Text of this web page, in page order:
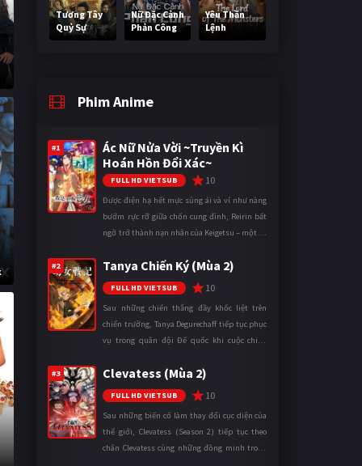
Tương Tây
Quỷ Sự
Nữ Đặc Cảnh
Phản Công
Yêu Thần
Lệnh
Phim Anime
#1
Ác Nữ Nửa Vời ~Truyền Kì
Hoán Hồn Đổi Xác~
FULL HD VIETSUB 10
Được điện hạ hết mực sủng ái và ví như nàng
bướm rực rỡ giữa chốn cung đình, Reirin bất
ngờ trở thành nạn nhân của Keigetsu – một kẻ
thuật để hoán đổi th ...
#2 Tanya Chiến Ký (Mùa 2)
FULL HD VIETSUB 10
Sau những chiến thắng đầy khốc liệt trên
chiến trường, Tanya Degurechaff tiếp tục phục
vụ trong quân đội Đế quốc khi cuộc chiến
mặt trận. Dù sở hữu tài năn ...
#3 Clevatess (Mùa 2)
FULL HD VIETSUB 10
Sau những biến cố làm thay đổi cục diện của
thế giới, Clevatess (Season 2) tiếp tục theo
chân Clevatess cùng những đồng minh trong